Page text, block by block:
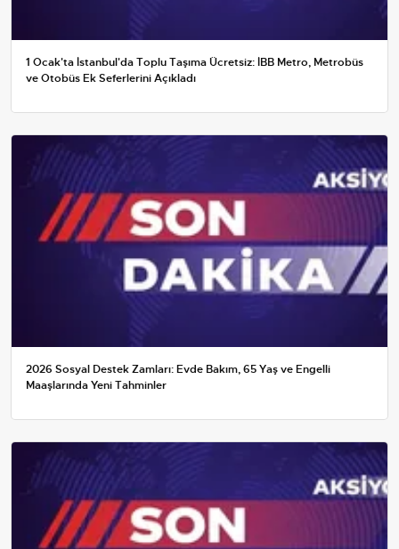
1 Ocak'ta İstanbul'da Toplu Taşıma Ücretsiz: İBB Metro, Metrobüs
ve Otobüs Ek Seferlerini Açıkladı
2026 Sosyal Destek Zamları: Evde Bakım, 65 Yaş ve Engelli
Maaşlarında Yeni Tahminler